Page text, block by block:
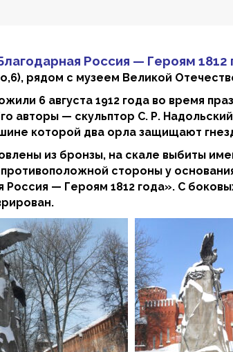
Россия — Героям 1812
рядом с музеем Великой
6 августа 1912 года во время
авторы — скульптор С. Р.
которой два орла защищают
из бронзы, на скале выбиты
стороны у
Россия — Героям 1812 года». С